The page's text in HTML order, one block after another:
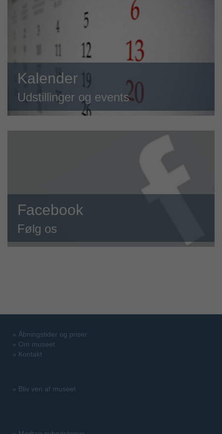
Kalender
Udstillinger og events
Facebook
Følg os
» Åbningstider og priser
» Om museet
» Kontakt
» Bliv ven af museet